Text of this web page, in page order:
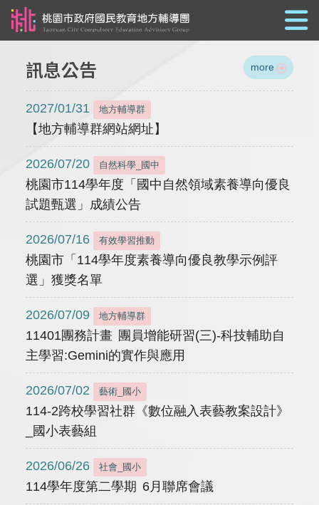
訊息公告 more
2027/01/31 地方輔導群
【地方輔導群網站網址】
2026/07/20 自然科學_國中
桃園市114學年度「國中自然領域素養導向優良
試題甄選」成績公告
2026/07/16 有效學習推動
桃園市「114學年度素養導向優良教學示例評
選」獲獎名單
2026/07/09 地方輔導群
11401團務計畫 團員增能研習(三)-科技輔助自
主學習:Gemini的實作與應用
2026/07/02 藝術_國小
114-2跨校學習社群《數位融入表藝教案設計》
_國小表藝組
2026/06/26 社會_國小
114學年度第二學期 6月聯席會議